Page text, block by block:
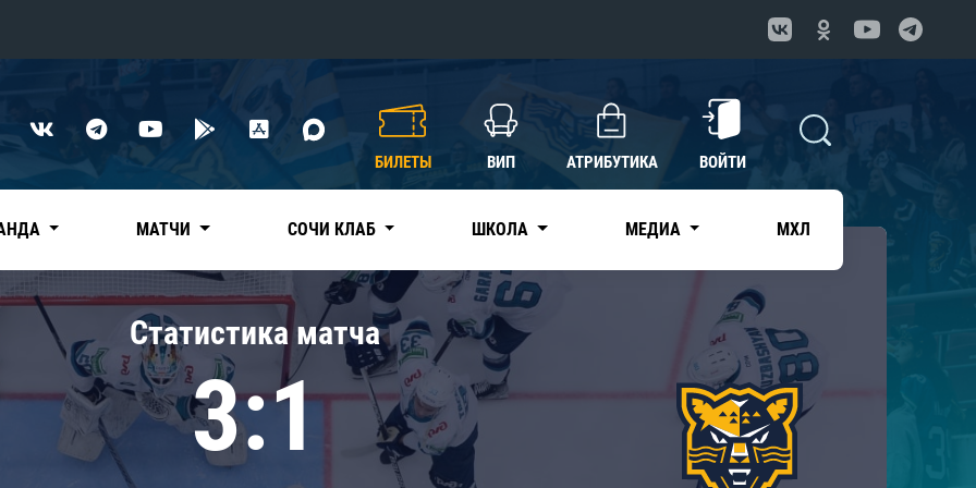
Нефтехимик
Дивизион Чернышева
Авангард
Адмирал
КХЛ
БИЛЕТЫ ВИП АТРИБУТИКА ВОЙТИ
МАТЧИ СОЧИ КЛАБ ШКОЛА МЕДИА МХЛ
Статистика матча
3:1